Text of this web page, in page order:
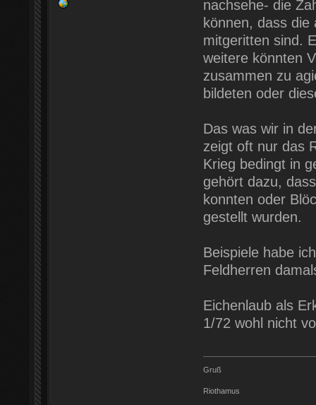
nachsehe- die
können, dass
mitgeritten sind.
weitere könnten
zusammen zu
bildeten oder
Das was wir in
zeigt oft nur das
Krieg bedingt in
gehört dazu,
konnten oder
gestellt wurden.
Beispiele habe
Feldherren
Eichenlaub als
1/72 wohl nicht
Gruß
Riothamus